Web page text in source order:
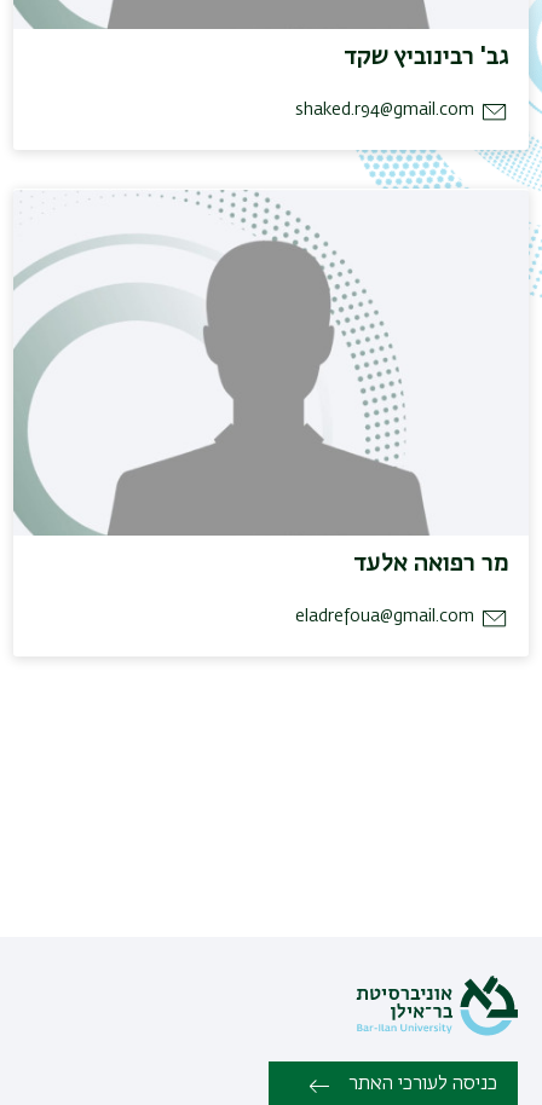
גב' רבינוביץ שקד
shaked.r94@gmail.com
מר רפואה אלעד
eladrefoua@gmail.com
כניסה לעורכי האתר